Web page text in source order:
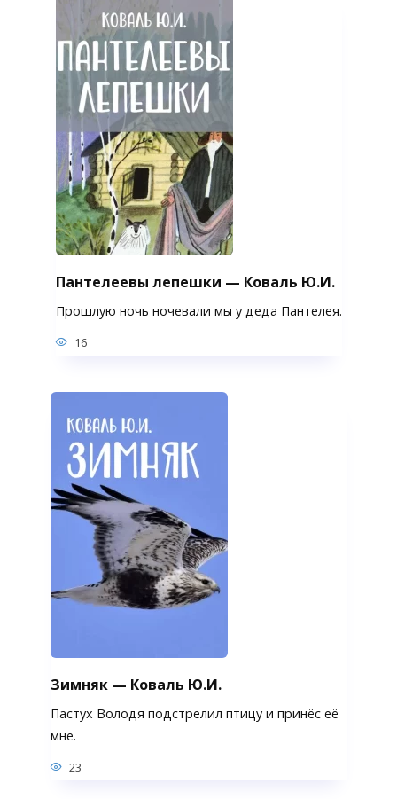
Пантелеевы лепешки — Коваль Ю.И.
Прошлую ночь ночевали мы у деда Пантелея.
16
Зимняк — Коваль Ю.И.
Пастух Володя подстрелил птицу и принёс её
мне.
23